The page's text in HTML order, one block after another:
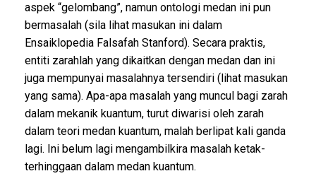
aspek “gelombang”, namun ontologi medan ini pun
bermasalah (sila lihat masukan ini dalam
Ensaiklopedia Falsafah Stanford). Secara praktis,
entiti zarahlah yang dikaitkan dengan medan dan ini
juga mempunyai masalahnya tersendiri (lihat masukan
yang sama). Apa-apa masalah yang muncul bagi zarah
dalam mekanik kuantum, turut diwarisi oleh zarah
dalam teori medan kuantum, malah berlipat kali ganda
lagi. Ini belum lagi mengambilkira masalah ketak-
terhinggaan dalam medan kuantum.